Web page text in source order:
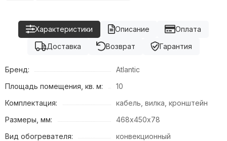
Описание
Характеристики
Оплата
Доставка
Возврат Гарантия
Бренд:
Atlantic
Площадь помещения, кв. м:
10
Комплектация:
кабель, вилка, кронштейн
Размеры, мм:
468х450х78
Вид обогревателя:
конвекционный